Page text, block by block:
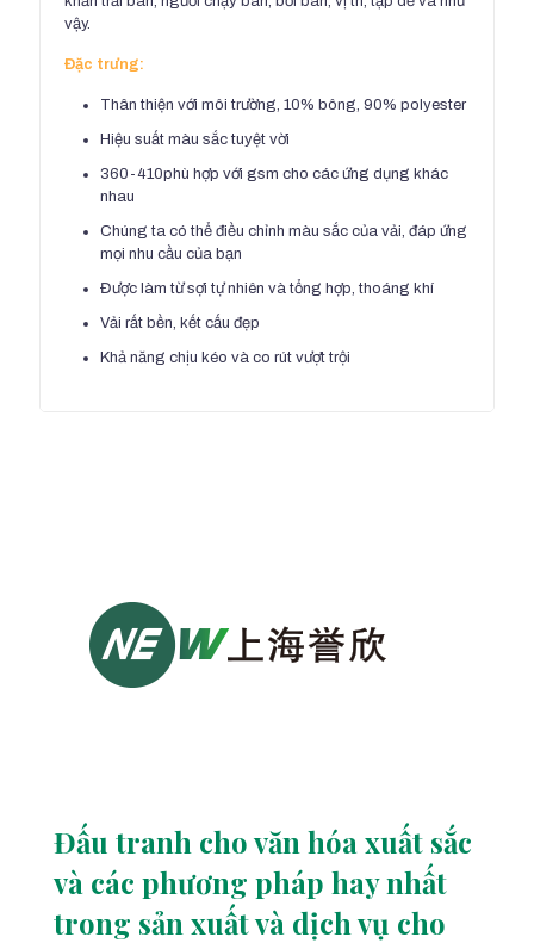
vậy.
Đặc trưng:
Thân thiện với môi trường, 10% bông, 90% polyester
Hiệu suất màu sắc tuyệt vời
360-410phù hợp với gsm cho các ứng dụng khác
nhau
Chúng ta có thể điều chỉnh màu sắc của vải, đáp ứng
mọi nhu cầu của bạn
Được làm từ sợi tự nhiên và tổng hợp, thoáng khí
Vải rất bền, kết cấu đẹp
Khả năng chịu kéo và co rút vượt trội
Đấu tranh cho văn hóa xuất sắc
và các phương pháp hay nhất
trong sản xuất và dịch vụ cho